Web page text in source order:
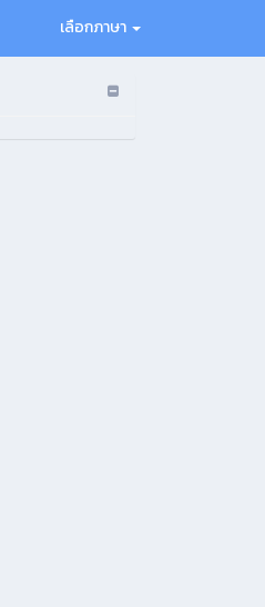
เลือกภาษา